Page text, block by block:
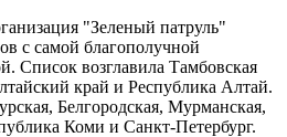
"Зеленый патруль"
с самой благополучной
Список возглавила Тамбовская
край и Республика Алтай.
Белгородская, Мурманская,
Коми и Санкт-Петербург.